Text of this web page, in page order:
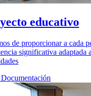
educativo
de proporcionar a cada
significativa adaptada